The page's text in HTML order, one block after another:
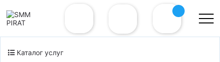
Каталог услуг